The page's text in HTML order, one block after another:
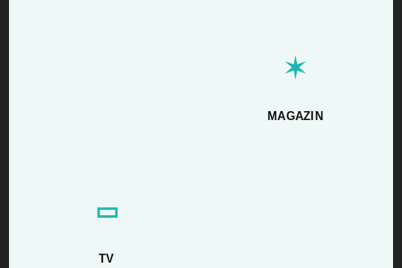
✶
MAGAZIN
▭
TV